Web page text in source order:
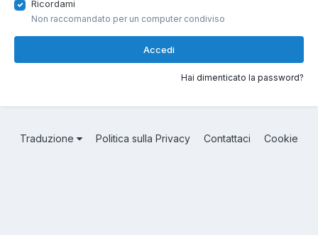
Ricordami
Non raccomandato per un computer condiviso
Accedi
Hai dimenticato la password?
Traduzione Politica sulla Privacy Contattaci Cookie